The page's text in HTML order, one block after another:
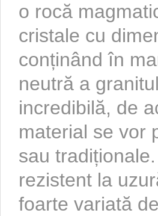
o rocă
cristale cu
conținând în
neutră a
incredibilă, de
material se vor
sau
rezistent la
foarte variată